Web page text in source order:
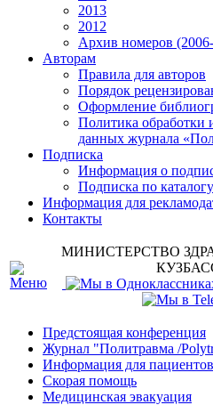
2013
2012
Архив номеров (2006-
Авторам
Правила для авторов
Порядок
Оформление
Политика обработки
данных журнала
Подписка
Информация о
Подписка по
Информация для
Контакты
МИНИСТЕРСТВО
Предстоящая конференция
Журнал "Политравма /
Информация для пациентов
Скорая помощь
Медицинская эвакуация